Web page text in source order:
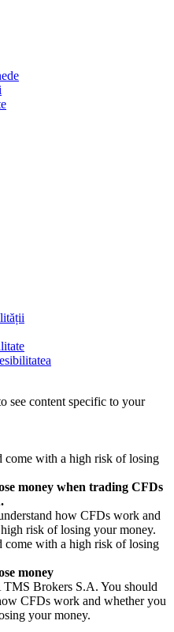
see content specific to your
come with a high risk of losing
money when trading CFDs
how CFDs work and
risk of losing your money.
come with a high risk of losing
money
Brokers S.A. You should
CFDs work and whether you
your money.